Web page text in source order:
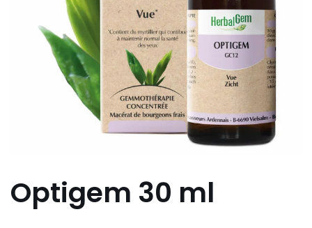
Optigem 30 ml